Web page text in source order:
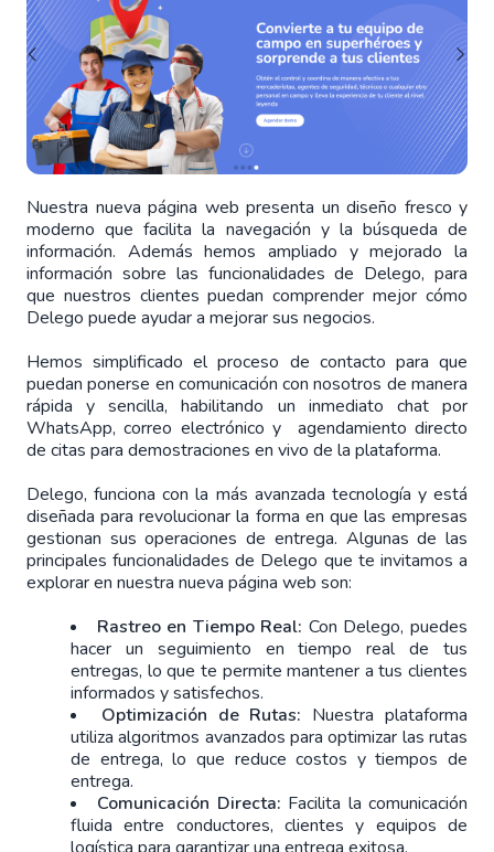
Nuestra nueva página web presenta un diseño fresco y
moderno que facilita la navegación y la búsqueda de
información. Además hemos ampliado y mejorado la
información sobre las funcionalidades de Delego, para
que nuestros clientes puedan comprender mejor cómo
Delego puede ayudar a mejorar sus negocios.
Hemos simplificado el proceso de contacto para que
puedan ponerse en comunicación con nosotros de manera
rápida y sencilla, habilitando un inmediato chat por
WhatsApp, correo electrónico y agendamiento directo
de citas para demostraciones en vivo de la plataforma.
Delego, funciona con la más avanzada tecnología y está
diseñada para revolucionar la forma en que las empresas
gestionan sus operaciones de entrega. Algunas de las
principales funcionalidades de Delego que te invitamos a
explorar en nuestra nueva página web son:
Rastreo en Tiempo Real: Con Delego, puedes
hacer un seguimiento en tiempo real de tus
entregas, lo que te permite mantener a tus clientes
informados y satisfechos.
Optimización de Rutas: Nuestra plataforma
utiliza algoritmos avanzados para optimizar las rutas
de entrega, lo que reduce costos y tiempos de
entrega.
Comunicación Directa: Facilita la comunicación
fluida entre conductores, clientes y equipos de